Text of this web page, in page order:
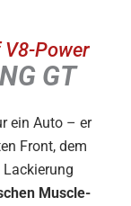
Power
GT
ein Auto – er
Front, dem
Muscle-